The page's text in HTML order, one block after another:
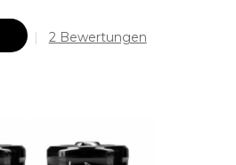
Die
Sternen.
2 Bewertungen